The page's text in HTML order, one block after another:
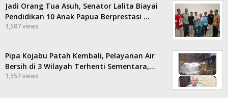
Jadi Orang Tua Asuh, Senator Lalita Biayai
Pendidikan 10 Anak Papua Berprestasi …
1,587 views
Pipa Kojabu Patah Kembali, Pelayanan Air
Bersih di 3 Wilayah Terhenti Sementara,…
1,557 views